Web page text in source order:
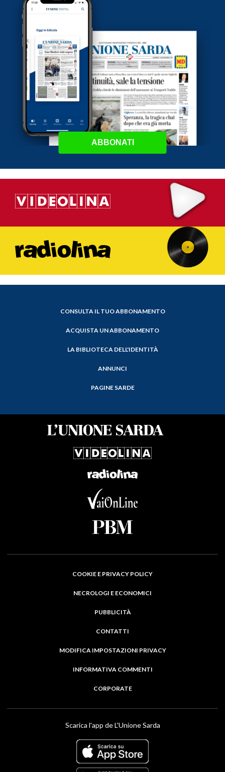
ABBONATI
CONSULTA IL TUO ABBONAMENTO
ACQUISTA UN ABBONAMENTO
LA BIBLIOTECA DELL'IDENTITÀ
ANNUNCI
PAGINE SARDE
COOKIE E PRIVACY POLICY
NECROLOGI E ECONOMICI
PUBBLICITÀ
CONTATTI
MODIFICA IMPOSTAZIONI PRIVACY
INFORMATIVA COMMENTI
CORPORATE
Scarica l'app de L'Unione Sarda